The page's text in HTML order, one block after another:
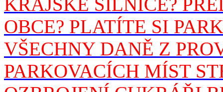
OBCE? PLATÍTE SI
VŠECHNY DANĚ Z
PARKOVACÍCH MÍST